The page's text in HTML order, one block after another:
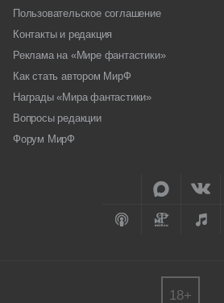
Пользовательское соглашение
Контакты и редакция
Реклама на «Мире фантастики»
Как стать автором МирФ
Награды «Мира фантастики»
Вопросы редакции
Форум МирФ
18+